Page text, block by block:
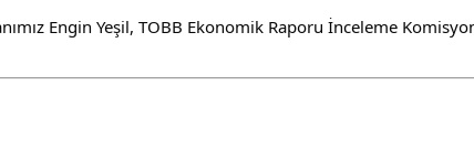
Engin Yeşil, TOBB Ekonomik Raporu İnceleme